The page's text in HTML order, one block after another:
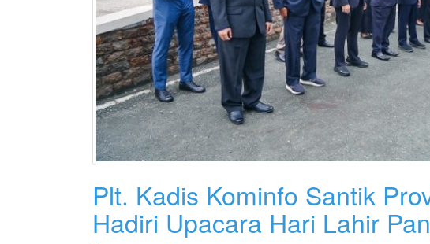
Plt. Kadis Kominfo Santik
Hadiri Upacara Hari Lahir